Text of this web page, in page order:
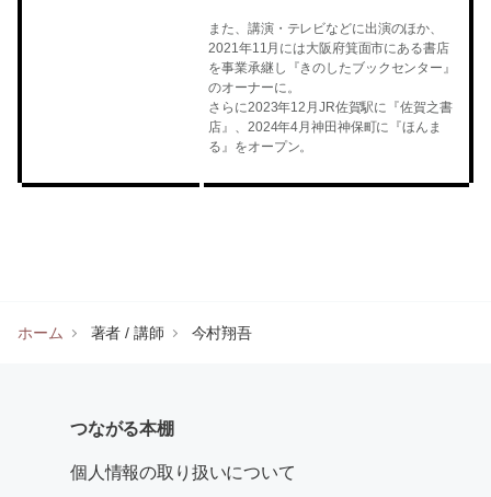
また、講演・テレビなどに出演のほか、
2021年11月には大阪府箕面市にある書店
を事業承継し『きのしたブックセンター』
のオーナーに。
さらに2023年12月JR佐賀駅に『佐賀之書
店』、2024年4月神田神保町に『ほんま
る』をオープン。
ホーム 著者 / 講師 今村翔吾
つながる本棚
個人情報の取り扱いについて